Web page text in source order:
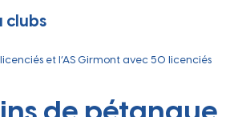
clubs
licenciés et l’AS Girmont avec 50 licenciés